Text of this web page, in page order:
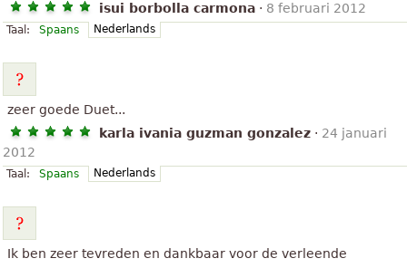
isui borbolla carmona · 8 februari 2012
Taal: Spaans Nederlands
zeer goede Duet...
karla ivania guzman gonzalez · 24 januari
2012
Taal: Spaans Nederlands
Ik ben zeer tevreden en dankbaar voor de verleende